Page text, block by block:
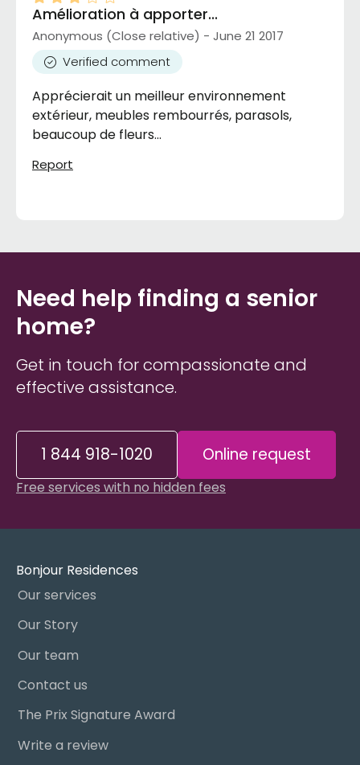
Amélioration à apporter...
Anonymous (Close relative) - June 21 2017
Verified comment
Apprécierait un meilleur environnement
extérieur, meubles rembourrés, parasols,
beaucoup de fleurs...
Report
Need help finding a senior
home?
Get in touch for compassionate and
effective assistance.
1 844 918-1020 Online request
Free services with no hidden fees
Bonjour Residences
Our services
Our Story
Our team
Contact us
The Prix Signature Award
Write a review